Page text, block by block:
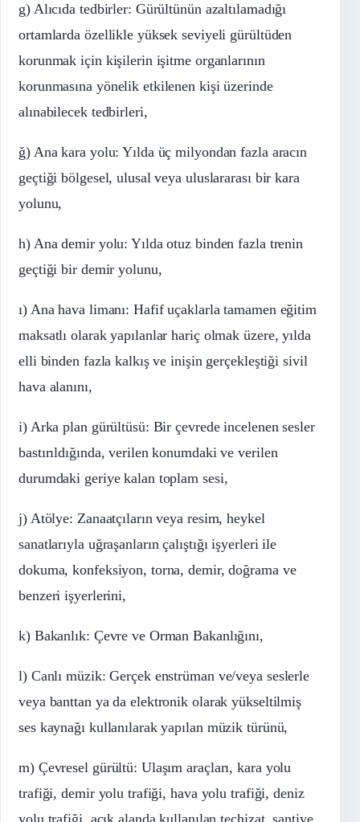
g) Alıcıda tedbirler: Gürültünün azaltılamadığı
ortamlarda özellikle yüksek seviyeli gürültüden
korunmak için kişilerin işitme organlarının
korunmasına yönelik etkilenen kişi üzerinde
alınabilecek tedbirleri,
ğ) Ana kara yolu: Yılda üç milyondan fazla aracın
geçtiği bölgesel, ulusal veya uluslararası bir kara
yolunu,
h) Ana demir yolu: Yılda otuz binden fazla trenin
geçtiği bir demir yolunu,
ı) Ana hava limanı: Hafif uçaklarla tamamen eğitim
maksatlı olarak yapılanlar hariç olmak üzere, yılda
elli binden fazla kalkış ve inişin gerçekleştiği sivil
hava alanını,
i) Arka plan gürültüsü: Bir çevrede incelenen sesler
bastırıldığında, verilen konumdaki ve verilen
durumdaki geriye kalan toplam sesi,
j) Atölye: Zanaatçıların veya resim, heykel
sanatlarıyla uğraşanların çalıştığı işyerleri ile
dokuma, konfeksiyon, torna, demir, doğrama ve
benzeri işyerlerini,
k) Bakanlık: Çevre ve Orman Bakanlığını,
l) Canlı müzik: Gerçek enstrüman ve/veya seslerle
veya banttan ya da elektronik olarak yükseltilmiş
ses kaynağı kullanılarak yapılan müzik türünü,
m) Çevresel gürültü: Ulaşım araçları, kara yolu
trafiği, demir yolu trafiği, hava yolu trafiği, deniz